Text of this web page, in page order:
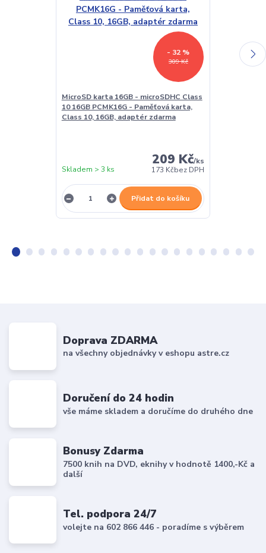
309 Kč
- 32 %
MicroSD karta 16GB - microSDHC Class
10 16GB PCMK16G - Paměťová karta,
Class 10, 16GB, adaptér zdarma
209 Kč/ks
173 Kčbez DPH
Skladem > 3 ks
Přidat do košíku
Doprava ZDARMA
na všechny objednávky v eshopu astre.cz
Doručení do 24 hodin
vše máme skladem a doručíme do druhého dne
Bonusy Zdarma
7500 knih na DVD, eknihy v hodnotě 1400,-Kč a
další
Tel. podpora 24/7
volejte na 602 866 446 - poradíme s výběrem